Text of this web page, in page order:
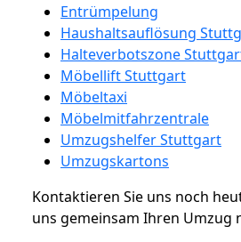
Entrümpelung
Haushaltsauflösung
Halteverbotszone
Möbellift Stuttgart
Möbeltaxi
Möbelmitfahrzentrale
Umzugshelfer Stuttgart
Umzugskartons
Kontaktieren Sie uns noch
uns gemeinsam Ihren Umzug